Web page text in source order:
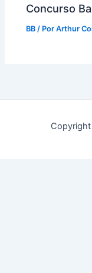
Concurso
BB / PorArthur